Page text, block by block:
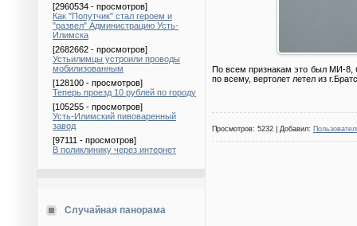
[2960534 - просмотров]
Как "Попутчик" стал героем и
"развел" Администрацию Усть-
Илимска
[2682662 - просмотров]
Устьилимцы устроили проводы
мобилизованным
[128100 - просмотров]
Теперь проезд 10 рублей по городу
[105255 - просмотров]
Усть-Илимский пивоваренный
завод
[97111 - просмотров]
В поликлинику через интернет
Случайная панорама
По всем признакам это был МИ-8,
по всему, вертолет летел из
Просмотров: 5232 | Добавил: